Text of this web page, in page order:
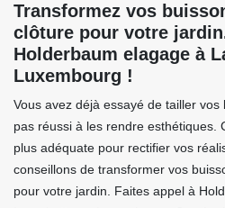
Transformez vos
clôture pour votre
Holderbaum elagage à
Luxembourg !
Vous avez déjà essayé de tailler vos
pas réussi à les rendre esthétiques.
plus adéquate pour rectifier vos
conseillons de transformer vos
pour votre jardin. Faites appel à